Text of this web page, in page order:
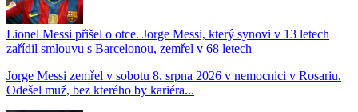
Lionel Messi přišel o otce. Jorge Messi, který synovi v 13 letech
zařídil smlouvu s Barcelonou, zemřel v 68 letech
Jorge Messi zemřel v sobotu 8. srpna 2026 v nemocnici v Rosariu.
Odešel muž, bez kterého by kariéra...